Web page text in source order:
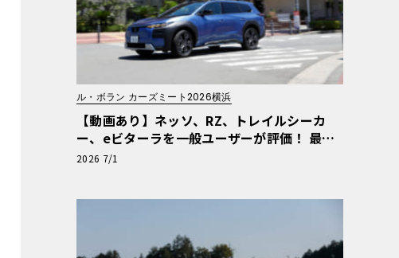
ル・ボラン カーズミート2026横浜
【動画あり】ネッソ、RZ、トレイルシーカ
ー、eビターラを一般ユーザーが評価！ 最新
電動車体験試乗レポート【ル・ボラン カーズ
2026 7/1